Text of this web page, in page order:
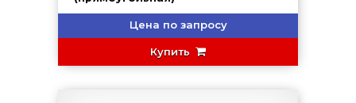
Цена по запросу
Купить